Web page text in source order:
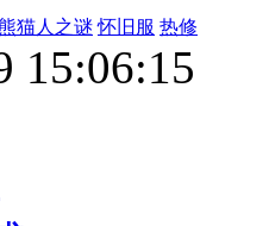
猫人之谜 怀旧服 热修
15:06:15